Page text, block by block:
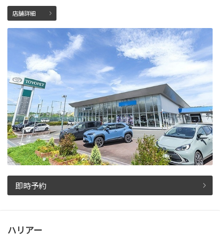
店舗詳細
即時予約
ハリアー